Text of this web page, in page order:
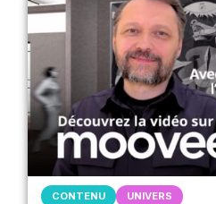
CONTENU UNIVERS